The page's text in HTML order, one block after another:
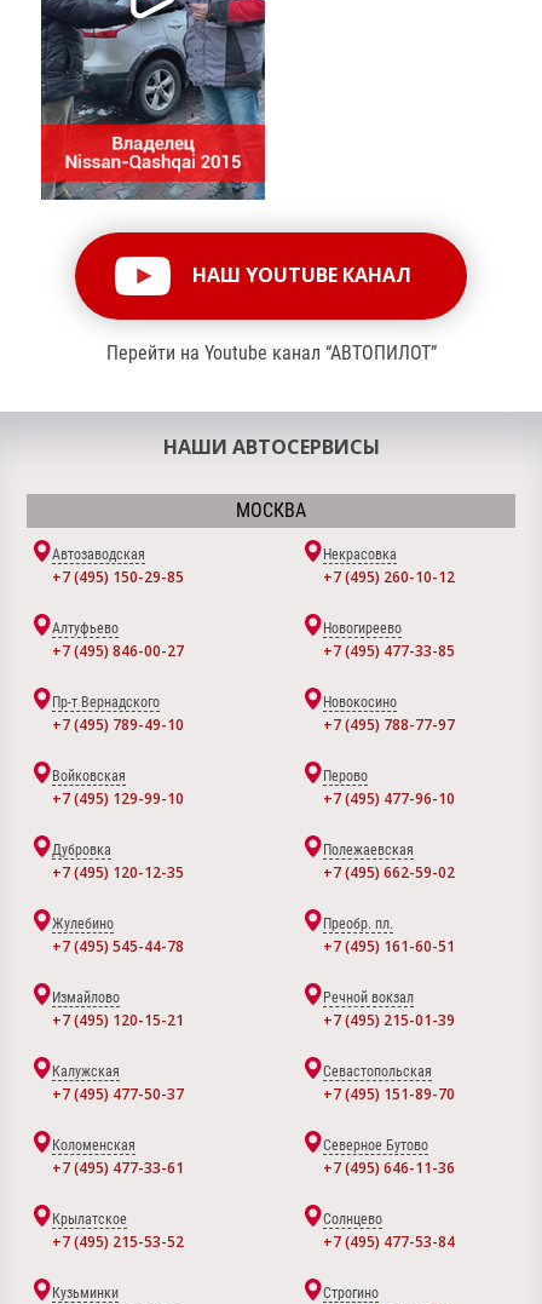
НАШ YOUTUBE КАНАЛ
Перейти на Youtube канал “АВТОПИЛОТ”
НАШИ АВТОСЕРВИСЫ
МОСКВА
Автозаводская
+7 (495) 150-29-85
Некрасовка
+7 (495) 260-10-12
Алтуфьево
+7 (495) 846-00-27
Новогиреево
+7 (495) 477-33-85
Пр-т Вернадского
+7 (495) 789-49-10
Новокосино
+7 (495) 788-77-97
Войковская
+7 (495) 129-99-10
Перово
+7 (495) 477-96-10
Дубровка
+7 (495) 120-12-35
Полежаевская
+7 (495) 662-59-02
Жулебино
+7 (495) 545-44-78
Преобр. пл.
+7 (495) 161-60-51
Измайлово
+7 (495) 120-15-21
Речной вокзал
+7 (495) 215-01-39
Калужская
+7 (495) 477-50-37
Севастопольская
+7 (495) 151-89-70
Коломенская
+7 (495) 477-33-61
Северное Бутово
+7 (495) 646-11-36
Крылатское
+7 (495) 215-53-52
Солнцево
+7 (495) 477-53-84
Кузьминки Строгино